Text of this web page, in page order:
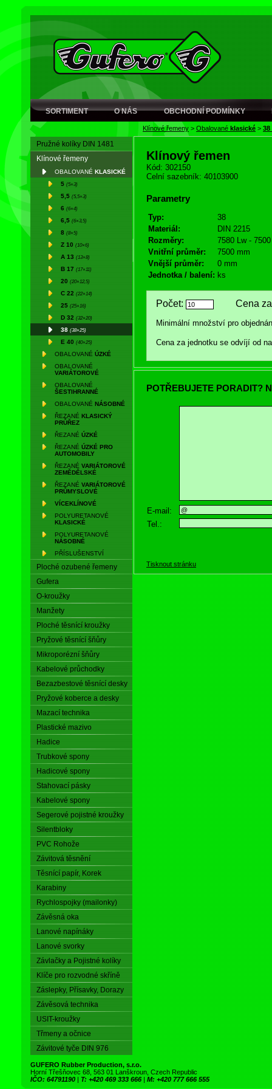
SORTIMENT O NÁS OBCHODNÍ PODMÍNKY
Klínové řemeny > Obalované klasické > 38
Pružné kolíky DIN 1481
Klínové řemeny
OBALOVANÉ KLASICKÉ
5 (5×3)
5,5 (5,5×3)
6 (6×4)
6,5 (6×3,5)
8 (8×5)
Z 10 (10×6)
A 13 (13×8)
B 17 (17×11)
20 (20×12,5)
C 22 (22×14)
25 (25×16)
D 32 (32×20)
38 (38×25)
E 40 (40×25)
OBALOVANÉ ÚZKÉ
OBALOVANÉ
VARIÁTOROVÉ
OBALOVANÉ
ŠESTIHRANNÉ
OBALOVANÉ NÁSOBNÉ
ŘEZANÉ KLASICKÝ
PRŮŘEZ
ŘEZANÉ ÚZKÉ
ŘEZANÉ ÚZKÉ PRO
AUTOMOBILY
ŘEZANÉ VARIÁTOROVÉ
ZEMĚDĚLSKÉ
ŘEZANÉ VARIÁTOROVÉ
PRŮMYSLOVÉ
VÍCEKLÍNOVÉ
POLYURETANOVÉ
KLASICKÉ
POLYURETANOVÉ
NÁSOBNÉ
PŘÍSLUŠENSTVÍ
Ploché ozubené řemeny
Gufera
O-kroužky
Manžety
Ploché těsnící kroužky
Pryžové těsnící šňůry
Mikroporézní šňůry
Kabelové průchodky
Bezazbestové těsnící desky
Pryžové koberce a desky
Mazací technika
Plastické mazivo
Hadice
Trubkové spony
Hadicové spony
Stahovací pásky
Kabelové spony
Segerové pojistné kroužky
Silentbloky
PVC Rohože
Závitová těsnění
Těsnící papír, Korek
Karabiny
Rychlospojky (mailonky)
Závěsná oka
Lanové napínáky
Lanové svorky
Závlačky a Pojistné kolíky
Klíče pro rozvodné skříně
Záslepky, Přísavky, Dorazy
Závěsová technika
USIT-kroužky
Třmeny a očnice
Závitové tyče DIN 976
Klínový řemen
Kód: 302150
Celní sazebník: 40103900
Parametry
Typ:
38
Materiál:
DIN 2215
Rozměry:
7580 Lw -
Vnitřní průměr:
7500 mm
Vnější průměr:
0 mm
Jednotka / balení: ks
Počet: Cena za
Minimální množství pro
Cena za jednotku se odvíjí od
POTŘEBUJETE PORADIT?
E-mail:
Tel.:
Tisknout stránku
GUFERO Rubber Production, s.r.o.
Horní Třešňovec 68, 563 01 Lanškroun, Czech Republic
IČO: 64791190 | T: +420 469 333 666 | M: +420 777 666 555